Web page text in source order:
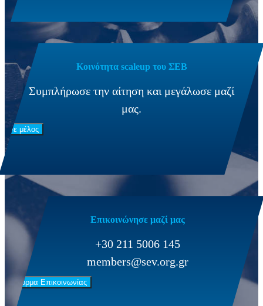
Κοινότητα scaleup του ΣΕΒ
Συμπλήρωσε την αίτηση και μεγάλωσε μαζί
μας.
Γίνε μέλος
Επικοινώνησε μαζί μας
+30 211 5006 145
members@sev.org.gr
Φόρμα Επικοινωνίας